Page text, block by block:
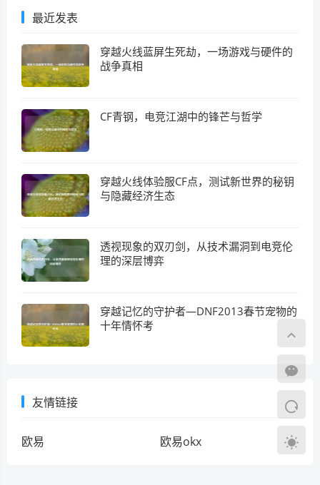
最近发表
穿越火线蓝屏生死劫，一场游戏与硬件的
战争真相
CF青钢，电竞江湖中的锋芒与哲学
穿越火线体验服CF点，测试新世界的秘钥
与隐藏经济生态
透视现象的双刃剑，从技术漏洞到电竞伦
理的深层博弈
穿越记忆的守护者—DNF2013春节宠物的
十年情怀考
友情链接
欧易 欧易okx